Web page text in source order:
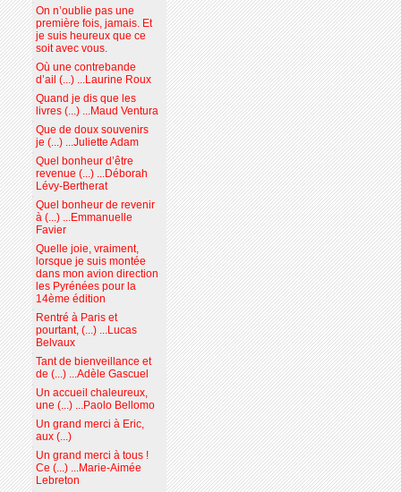
On n’oublie pas une
première fois, jamais. Et
je suis heureux que ce
soit avec vous.
Où une contrebande
d’ail (...) ...Laurine Roux
Quand je dis que les
livres (...) ...Maud Ventura
Que de doux souvenirs
je (...) ...Juliette Adam
Quel bonheur d’être
revenue (...) ...Déborah
Lévy-Bertherat
Quel bonheur de revenir
à (...) ...Emmanuelle
Favier
Quelle joie, vraiment,
lorsque je suis montée
dans mon avion direction
les Pyrénées pour la
14ème édition
Rentré à Paris et
pourtant, (...) ...Lucas
Belvaux
Tant de bienveillance et
de (...) ...Adèle Gascuel
Un accueil chaleureux,
une (...) ...Paolo Bellomo
Un grand merci à Eric,
aux (...)
Un grand merci à tous !
Ce (...) ...Marie-Aimée
Lebreton